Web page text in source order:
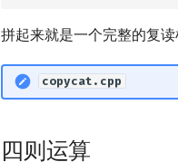
拼起来就是一个完整的复读
copycat.cpp
四则运算